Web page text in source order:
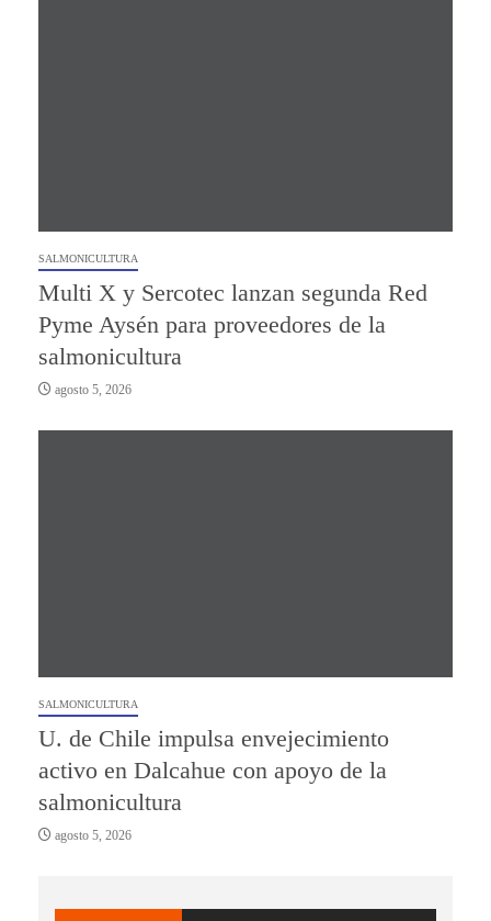
SALMONICULTURA
Multi X y Sercotec lanzan segunda Red
Pyme Aysén para proveedores de la
salmonicultura
agosto 5, 2026
SALMONICULTURA
U. de Chile impulsa envejecimiento
activo en Dalcahue con apoyo de la
salmonicultura
agosto 5, 2026